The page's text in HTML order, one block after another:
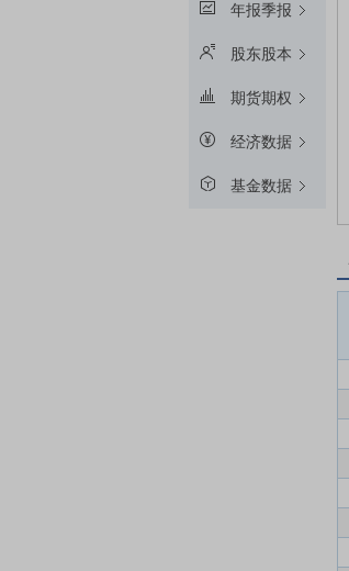
年报季报
股东股本
期货期权
经济数据
基金数据